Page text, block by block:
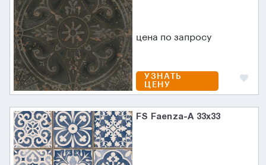
цена по запросу
УЗНАТЬ
ЦЕНУ
FS Faenza-A 33x33